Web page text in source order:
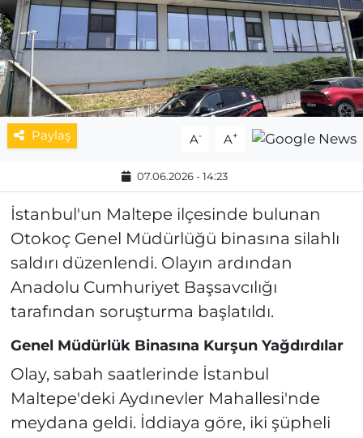
Paylaş A- A+
07.06.2026 - 14:23
İstanbul'un Maltepe ilçesinde bulunan
Otokoç Genel Müdürlüğü binasına silahlı
saldırı düzenlendi. Olayın ardından
Anadolu Cumhuriyet Başsavcılığı
tarafından soruşturma başlatıldı.
Genel Müdürlük Binasına Kurşun Yağdırdılar
Olay, sabah saatlerinde İstanbul
Maltepe'deki Aydınevler Mahallesi'nde
meydana geldi. İddiaya göre, iki şüpheli
ESKİŞEHİRSPOR